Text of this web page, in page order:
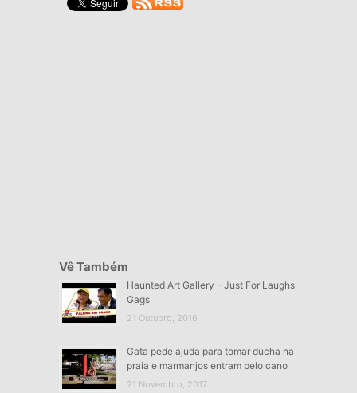
Vê Também
Haunted Art Gallery – Just For Laughs
Gags
21 Outubro, 2016
Gata pede ajuda para tomar ducha na
praia e marmanjos entram pelo cano
21 Novembro, 2017